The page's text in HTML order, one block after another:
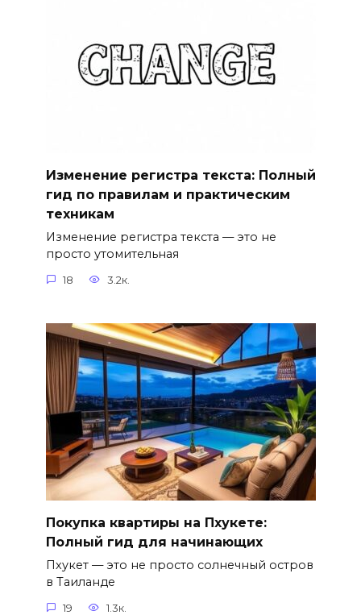
Изменение регистра текста: Полный
гид по правилам и практическим
техникам
Изменение регистра текста — это не
просто утомительная
18 3.2к.
Покупка квартиры на Пхукете:
Полный гид для начинающих
Пхукет — это не просто солнечный остров
в Таиланде
19 1.3к.